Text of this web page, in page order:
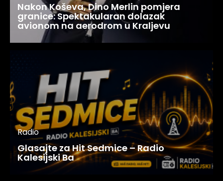
Nakon Koševa, Dino Merlin pomjera
granice: Spektakularan dolazak
avionom na aerodrom u Kraljevu
Radio
Glasajte za Hit Sedmice – Radio
Kalesijski Ba